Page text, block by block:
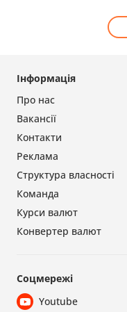
Інформація
Про нас
Вакансії
Контакти
Реклама
Структура власності
Команда
Курси валют
Конвертер валют
Соцмережі
Youtube